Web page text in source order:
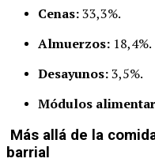
Cenas:33,3%.
Almuerzos: 18,4%.
Desayunos:3,5%.
Módulos
Más allá de la
barrial